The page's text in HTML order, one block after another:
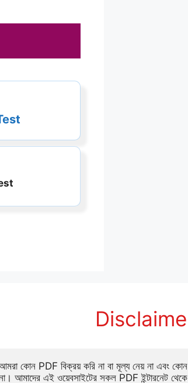
কোন PDF বিক্রয় করি না বা মূল্য নেয় না এবং কোন
আমাদের এই ওয়েবসাইটের সকল PDF ইন্টারনেট